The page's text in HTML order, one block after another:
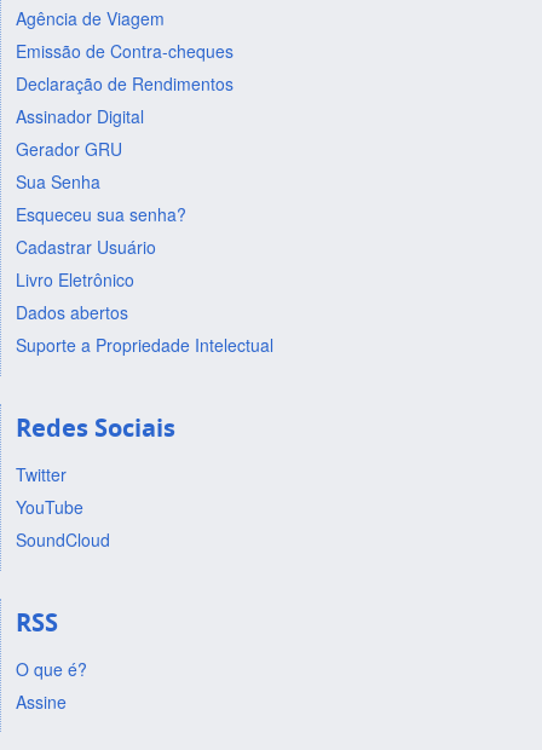
Agência de Viagem
Emissão de Contra-cheques
Declaração de Rendimentos
Assinador Digital
Gerador GRU
Sua Senha
Esqueceu sua senha?
Cadastrar Usuário
Livro Eletrônico
Dados abertos
Suporte a Propriedade Intelectual
Redes Sociais
Twitter
YouTube
SoundCloud
RSS
O que é?
Assine